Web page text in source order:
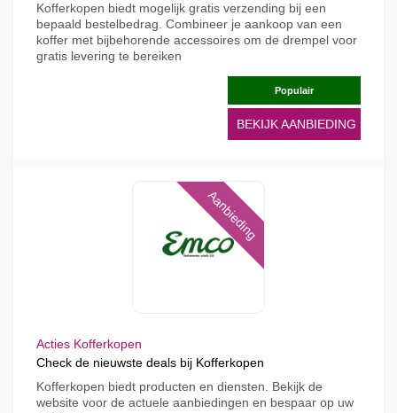
Kofferkopen biedt mogelijk gratis verzending bij een
bepaald bestelbedrag. Combineer je aankoop van een
koffer met bijbehorende accessoires om de drempel voor
gratis levering te bereiken
Populair
BEKIJK AANBIEDING
Aanbieding
Acties Kofferkopen
Check de nieuwste deals bij Kofferkopen
Kofferkopen biedt producten en diensten. Bekijk de
website voor de actuele aanbiedingen en bespaar op uw